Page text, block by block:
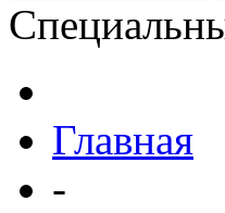
Главная
-